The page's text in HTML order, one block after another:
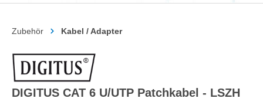
Zubehör Kabel / Adapter
DIGITUS CAT 6 U/UTP Patchkabel - LSZH